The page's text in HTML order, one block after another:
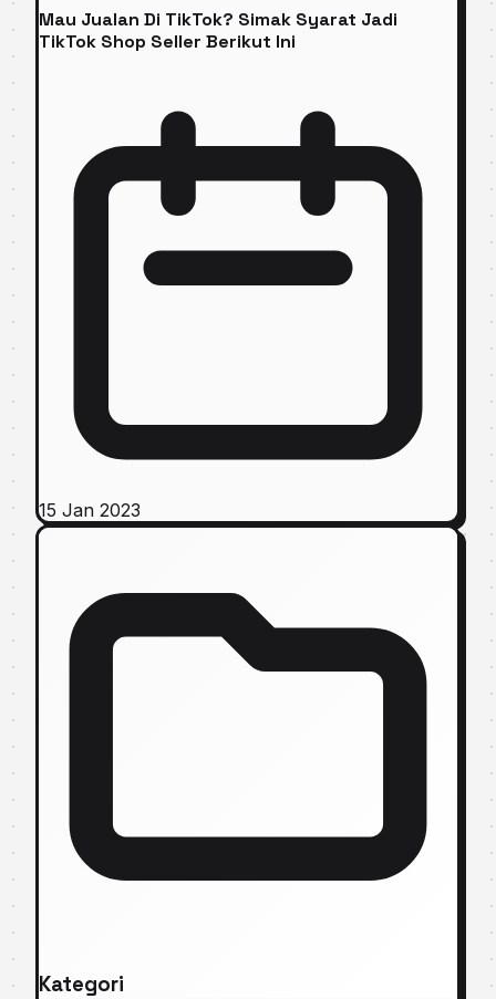
Mau Jualan Di TikTok? Simak Syarat Jadi
TikTok Shop Seller Berikut Ini
15 Jan 2023
Kategori